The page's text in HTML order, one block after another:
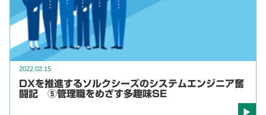
2022.02.15
DXを推進するソルクシーズのシステムエンジニア奮
闘記 ⑤管理職をめざす多趣味SE